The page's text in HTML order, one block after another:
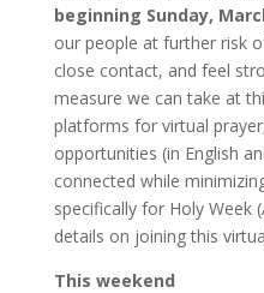
beginning Sunday,
our people at further risk
close contact, and feel
measure we can take at
platforms for virtual
opportunities (in English
connected while
specifically for Holy Week
details on joining this
This weekend